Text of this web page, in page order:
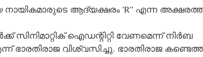
​നാ​യി​ക​മാ​രു​ടെ​ ​ആ​ദ്യ​ക്ഷ​രം​ ​'​R" ​എ​ന്ന​
​സി​നി​മാ​റ്റി​ക് ​ഐ​ഡ​ന്റി​റ്റി​ ​വേ​ണ​മെ​ന്ന് ​നി​ർ​ബ​
​ഭാ​ര​തി​രാ​ജ​ ​വി​ശ്വ​സി​ച്ചു.​ ​ഭാ​ര​തി​രാ​ജ​